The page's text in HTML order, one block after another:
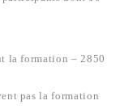
la formation – 2850
pas la formation